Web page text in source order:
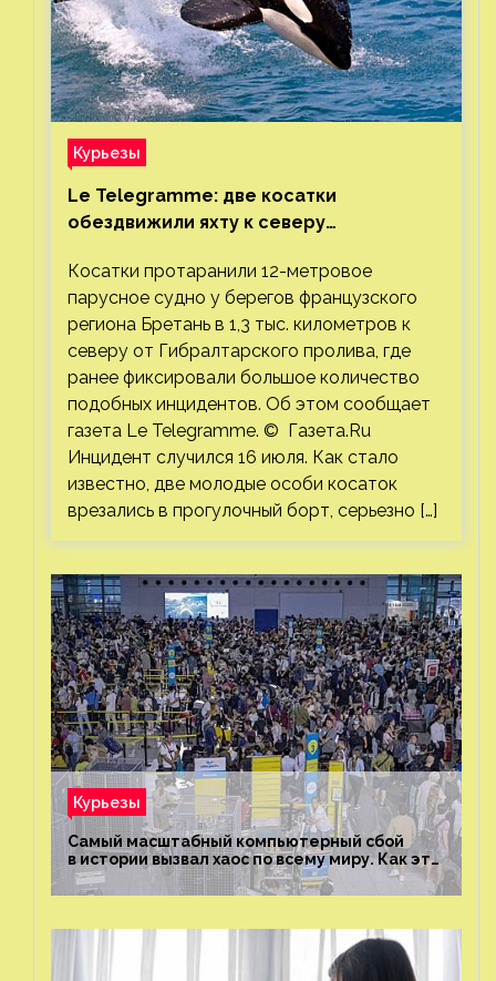
Курьезы
Le Telegramme: две косатки
обездвижили яхту к северу
Косатки протаранили 12-метровое
парусное судно у берегов французского
региона Бретань в 1,3 тыс. километров к
северу от Гибралтарского пролива, где
ранее фиксировали большое количество
подобных инцидентов. Об этом сообщает
газета Le Telegramme. © Газета.Ru
Инцидент случился 16 июля. Как стало
известно, две молодые особи косаток
врезались в прогулочный борт, серьезно […]
Курьезы
Самый масштабный компьютерный сбой
в истории вызвал хаос по всему миру. Как это
было?